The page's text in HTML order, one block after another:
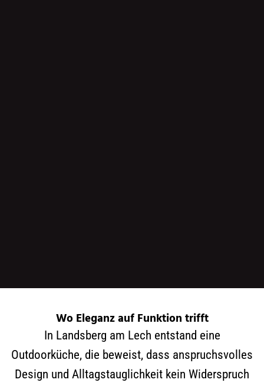
Wo Eleganz auf Funktion trifft
In Landsberg am Lech entstand eine
Outdoorküche, die beweist, dass anspruchsvolles
Design und Alltagstauglichkeit kein Widerspruch